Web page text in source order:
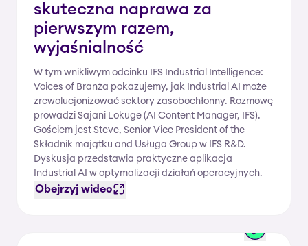
skuteczna naprawa za
pierwszym razem,
wyjaśnialność
W tym wnikliwym odcinku IFS Industrial Intelligence:
Voices of Branża pokazujemy, jak Industrial AI może
zrewolucjonizować sektory zasobochłonny. Rozmowę
prowadzi Sajani Lokuge (AI Content Manager, IFS).
Gościem jest Steve, Senior Vice President of the
Składnik majątku and Usługa Group w IFS R&D.
Dyskusja przedstawia praktyczne aplikacja
Industrial AI w optymalizacji działań operacyjnych.
Obejrzyj wideo